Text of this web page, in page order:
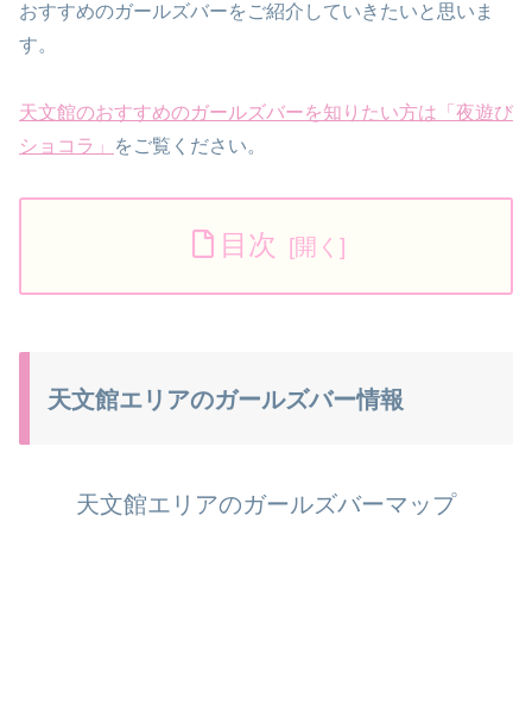
おすすめのガールズバーをご紹介していきたいと思いま
す。
天文館のおすすめのガールズバーを知りたい方は「夜遊び
ショコラ」
をご覧ください。
目次
天文館エリアのガールズバー情報
天文館エリアのガールズバーマップ